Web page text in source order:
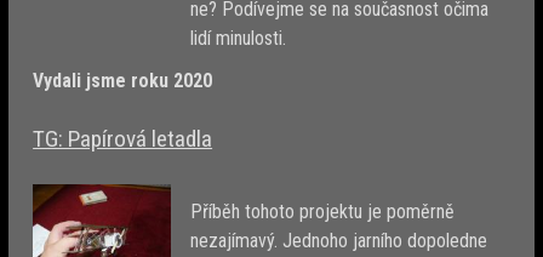
ne? Podívejme se na současnost očima
lidí minulosti.
Vydali jsme roku 2020
TG: Papírová letadla
Příběh tohoto projektu je poměrně
nezajímavý. Jednoho jarního dopoledne